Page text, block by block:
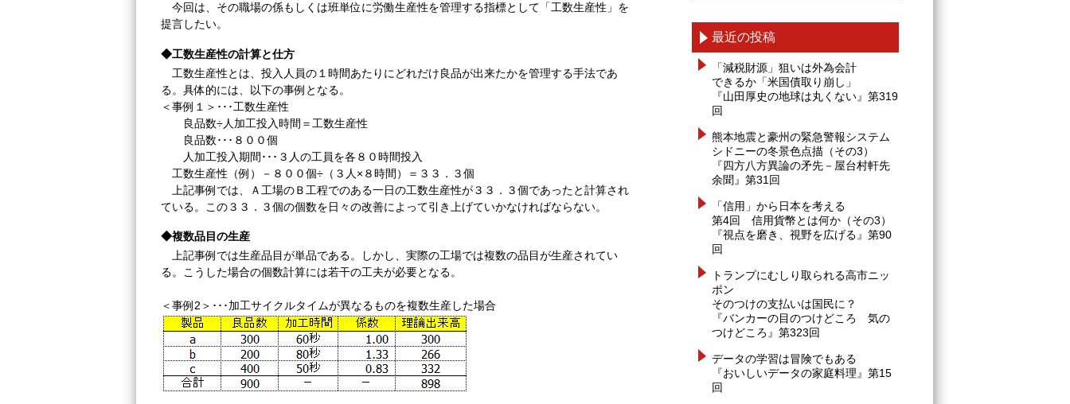
今回は、その職場の係もしくは班単位に労働生産性を管理する指標として「工数生産性」を
提言したい。
◆工数生産性の計算と仕方
工数生産性とは、投入人員の１時間あたりにどれだけ良品が出来たかを管理する手法であ
る。具体的には、以下の事例となる。
＜事例１＞･･･工数生産性
良品数÷人加工投入時間＝工数生産性
良品数･･･８００個
人加工投入期間･･･３人の工員を各８０時間投入
工数生産性（例）－８００個÷（３人×８時間）＝３３．３個
上記事例では、Ａ工場のＢ工程でのある一日の工数生産性が３３．３個であったと計算され
ている。この３３．３個の個数を日々の改善によって引き上げていかなければならない。
◆複数品目の生産
上記事例では生産品目が単品である。しかし、実際の工場では複数の品目が生産されてい
る。こうした場合の個数計算には若干の工夫が必要となる。
＜事例2＞･･･加工サイクルタイムが異なるものを複数生産した場合
最近の投稿
「減税財源」狙いは外為会計
できるか「米国債取り崩し」
『山田厚史の地球は丸くない』第319
回
熊本地震と豪州の緊急警報システム
シドニーの冬景色点描（その3）
『四方八方異論の矛先－屋台村軒先
余聞』第31回
「信用」から日本を考える
第4回 信用貨幣とは何か（その3）
『視点を磨き、視野を広げる』第90
回
トランプにむしり取られる高市ニッ
ポン
そのつけの支払いは国民に？
『バンカーの目のつけどころ 気の
つけどころ』第323回
データの学習は冒険でもある
『おいしいデータの家庭料理』第15
回